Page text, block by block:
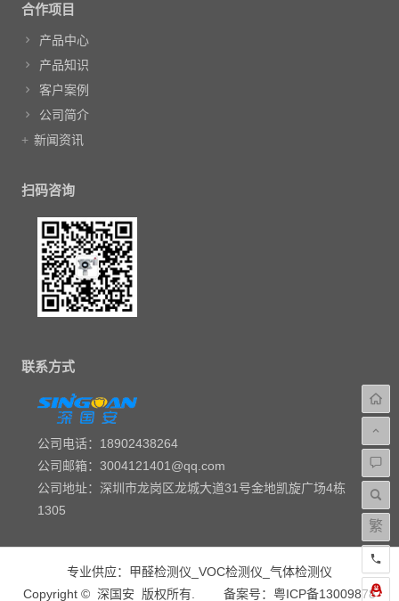
合作项目
产品中心
产品知识
客户案例
公司简介
新闻资讯
扫码咨询
联系方式
公司电话：18902438264
公司邮箱：3004121401@qq.com
公司地址：深圳市龙岗区龙城大道31号金地凯旋广场4栋
1305
专业供应： 甲醛检测仪 VOC检测仪 气体检测仪
Copyright © 深国安 版权所有. 备案号：粤ICP备13009878
繁